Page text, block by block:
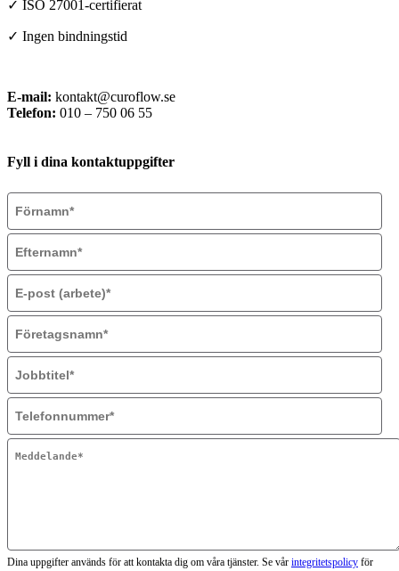
✓ ISO 27001-certifierat
✓ Ingen bindningstid
E-mail: kontakt@curoflow.se
Telefon: 010 – 750 06 55
Fyll i dina kontaktuppgifter
Dina uppgifter används för att kontakta dig om våra tjänster. Se vår integritetspolicy för